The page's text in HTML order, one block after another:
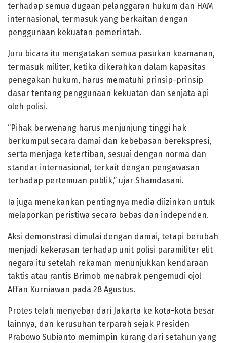
terhadap semua dugaan pelanggaran hukum dan HAM
internasional, termasuk yang berkaitan dengan
penggunaan kekuatan pemerintah.
Juru bicara itu mengatakan semua pasukan keamanan,
termasuk militer, ketika dikerahkan dalam kapasitas
penegakan hukum, harus mematuhi prinsip-prinsip
dasar tentang penggunaan kekuatan dan senjata api
oleh polisi.
“Pihak berwenang harus menjunjung tinggi hak
berkumpul secara damai dan kebebasan berekspresi,
serta menjaga ketertiban, sesuai dengan norma dan
standar internasional, terkait dengan pengawasan
terhadap pertemuan publik,” ujar Shamdasani.
Ia juga menekankan pentingnya media diizinkan untuk
melaporkan peristiwa secara bebas dan independen.
Aksi demonstrasi dimulai dengan damai, tetapi berubah
menjadi kekerasan terhadap unit polisi paramiliter elit
negara itu setelah rekaman menunjukkan kendaraan
taktis atau rantis Brimob menabrak pengemudi ojol
Affan Kurniawan pada 28 Agustus.
Protes telah menyebar dari Jakarta ke kota-kota besar
lainnya, dan kerusuhan terparah sejak Presiden
Prabowo Subianto memimpin kurang dari setahun yang